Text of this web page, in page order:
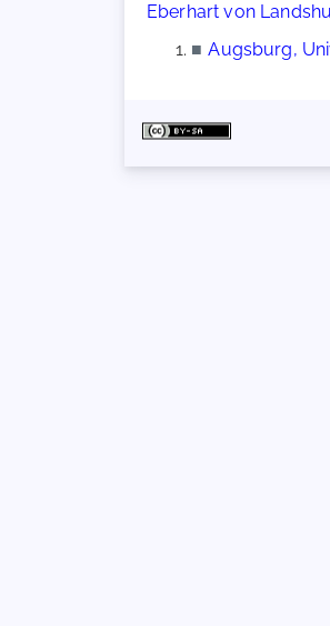
Eberhart von
■ Augsburg,